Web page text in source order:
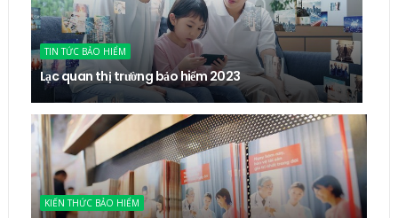
TIN TỨC BẢO HIỂM
Lạc quan thị trường bảo hiểm 2023
KIẾN THỨC BẢO HIỂM